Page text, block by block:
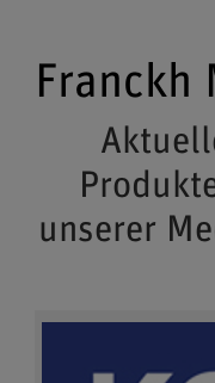
Franckh
unserer